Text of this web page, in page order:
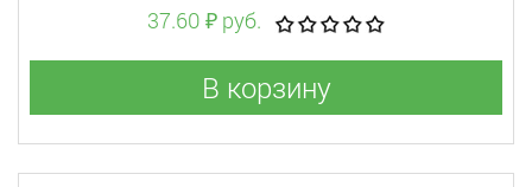
37.60 ₽ руб.
В корзину